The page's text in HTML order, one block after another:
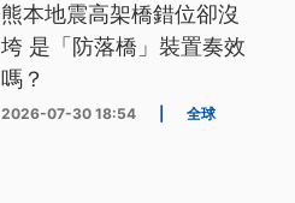
熊本地震高架橋錯位卻沒
垮 是「防落橋」裝置奏效
嗎？
2026-07-30 18:54 全球